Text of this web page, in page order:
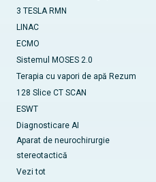
3 TESLA RMN
LINAC
ECMO
Sistemul MOSES 2.0
Terapia cu vapori de apă Rezum
128 Slice CT SCAN
ESWT
Diagnosticare AI
Aparat de neurochirurgie
stereotactică
Vezi tot